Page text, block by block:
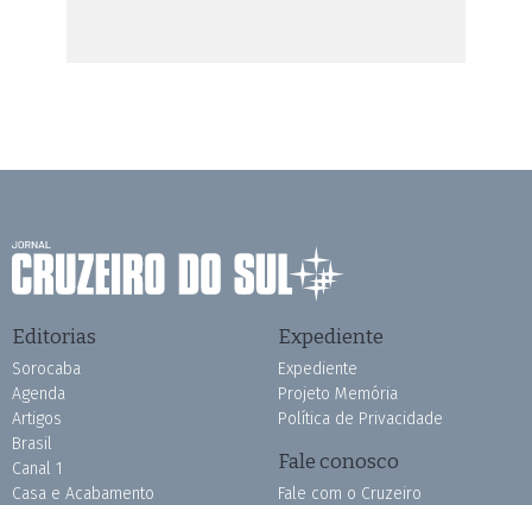
Editorias
Sorocaba
Agenda
Artigos
Brasil
Canal 1
Casa e Acabamento
Expediente
Expediente
Projeto Memória
Política de Privacidade
Fale conosco
Fale com o Cruzeiro